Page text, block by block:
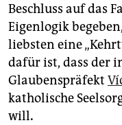
Beschluss auf das
Eigenlogik
liebsten eine
dafür ist, dass der
Glaubenspräfekt
katholische
will.